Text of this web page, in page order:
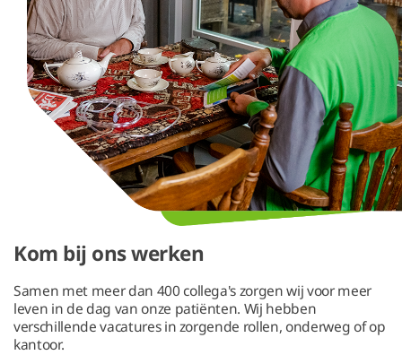
Kom bij ons werken
Samen met meer dan 400 collega's zorgen wij voor meer
leven in de dag van onze patiënten. Wij hebben
verschillende vacatures in zorgende rollen, onderweg of op
kantoor.